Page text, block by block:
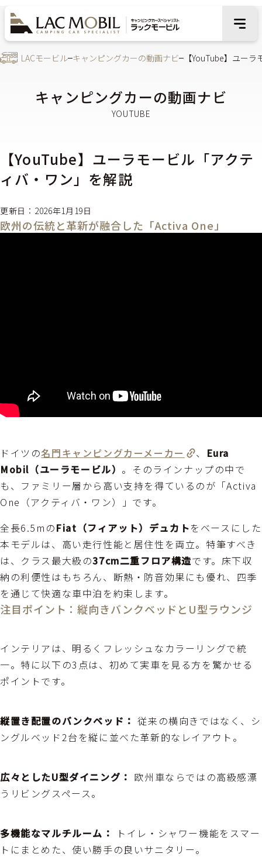
LACモービル キャンピングカーの動画ナビ 【YouTube】ユー
キャンピングカーの動画ナビ
【YouTube】ユーラモービル「アクテ
ィバ・ワン」を解説
更新日：2026年1月19日
欧州の伝統と革新が融合した「Activa One」
ドイツの名門キャンピングカーメーカー 、 Eura
Mobil（ユーラモービル） 。そのラインナップの中で
も、ファミリー層から高い支持を得ているのが「Activa
One（アクティバ・ワン）」です。
全長6.5mのFiat（フィアット）デュカトをベースにした
本モデルは、高い走行性能と居住性を両立。特筆すべき
は、クラス最大級の37cm二重フロア構造です。床下収
納の利便性はもちろん、断熱・防音効果にも優れ、四季
を通じて快適な車中泊を約束します。
注目ポイント：縦向きバンクベッドとU型ラウンジ
インテリアは、明るくフレッシュなカラーリングで統
一。特に以下の3点は、初めて実車を見る方を驚かせる
ポイントです。
縦置き配置のバンクベッド： 従来の横向きではなく、シ
ングルベッド2台を縦に並べた革新的なレイアウト。
広々としたU型ダイニング： 欧州車ならではの高級感漂
うリビングスペース。
多機能なマルチルーム：
トイレ・シャワー機能をスマー
トにまとめた、使い勝手の良いサニタリー。